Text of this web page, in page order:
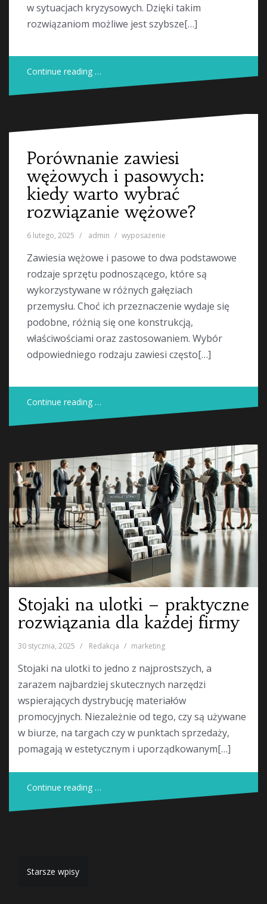
w sytuacjach kryzysowych. Dzięki takim
rozwiązaniom możliwe jest szybsze[…]
Continue reading …
Porównanie zawiesi
wężowych i pasowych:
kiedy warto wybrać
rozwiązanie wężowe?
6 lutego, 2025 admin wyposażenie
Zawiesia wężowe i pasowe to dwa podstawowe
rodzaje sprzętu podnoszącego, które są
wykorzystywane w różnych gałęziach
przemysłu. Choć ich przeznaczenie wydaje się
podobne, różnią się one konstrukcją,
właściwościami oraz zastosowaniem. Wybór
odpowiedniego rodzaju zawiesi często[…]
Continue reading …
Stojaki na ulotki – praktyczne
rozwiązania dla każdej firmy
30 stycznia, 2025 Redakcja marketing
Stojaki na ulotki to jedno z najprostszych, a
zarazem najbardziej skutecznych narzędzi
wspierających dystrybucję materiałów
promocyjnych. Niezależnie od tego, czy są używane
w biurze, na targach czy w punktach sprzedaży,
pomagają w estetycznym i uporządkowanym[…]
Continue reading …
Nawigacja
Starsze wpisy